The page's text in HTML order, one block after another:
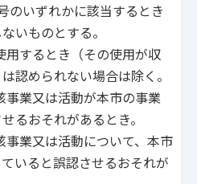
いずれかに該当するとき
いものとする。
するとき（その使用が収
認められない場合は除く。
業又は活動が本市の事業
るおそれがあるとき。
業又は活動について、本市
いると誤認させるおそれが